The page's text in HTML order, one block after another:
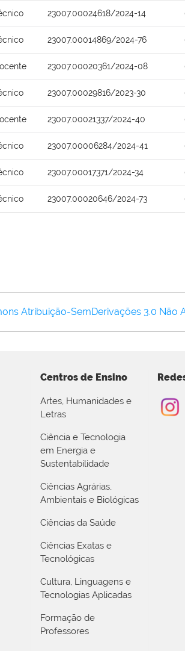
23007.00024618/2024-14
23007.00014869/2024-76
23007.00020361/2024-08
23007.00029816/2023-30
23007.00021337/2024-40
23007.00006284/2024-41
23007.00017371/2024-34
23007.00020646/2024-73
Atribuição-SemDerivações 3.0 Não
Centros de Ensino
Artes, Humanidades e
Letras
Ciência e Tecnologia
em Energia e
Sustentabilidade
Ciências Agrárias,
Ambientais e Biológicas
Ciências da Saúde
Ciências Exatas e
Tecnológicas
Cultura, Linguagens e
Tecnologias Aplicadas
Formação de
Professores